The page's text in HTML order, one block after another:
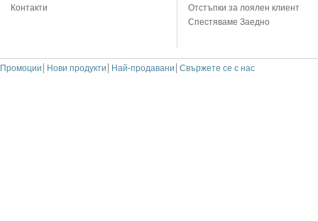
Контакти
Отстъпки за лоялен клиент
Спестяваме Заедно
Промоции Нови продукти Най-продавани Свържете се с нас